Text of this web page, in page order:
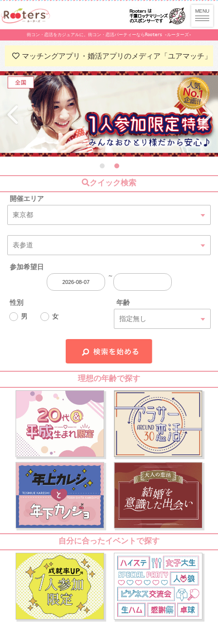
街コン・恋活をカジュアルに。街コン・恋活パーティーならRooters -ルーターズ-
マッチングアプリ・婚活アプリのメディア「ユアマッチ」
クイック検索
開催エリア
参加希望日
～
性別
男
女
年齢
理想の年齢で探す
自分に合ったイベントで探す